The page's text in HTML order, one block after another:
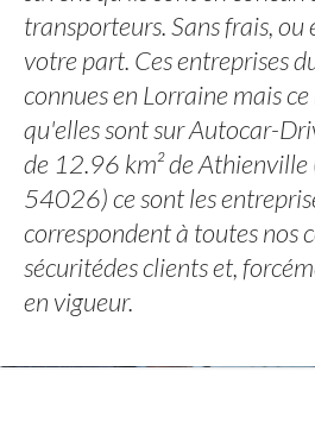
transporteurs. Sans frais, ou
votre part. Ces entreprises
connues en Lorraine mais
qu'elles sont sur Autocar-
de 12.96 km² de Athienville
54026) ce sont les
correspondent à toutes nos
sécuritédes clients et,
en vigueur.